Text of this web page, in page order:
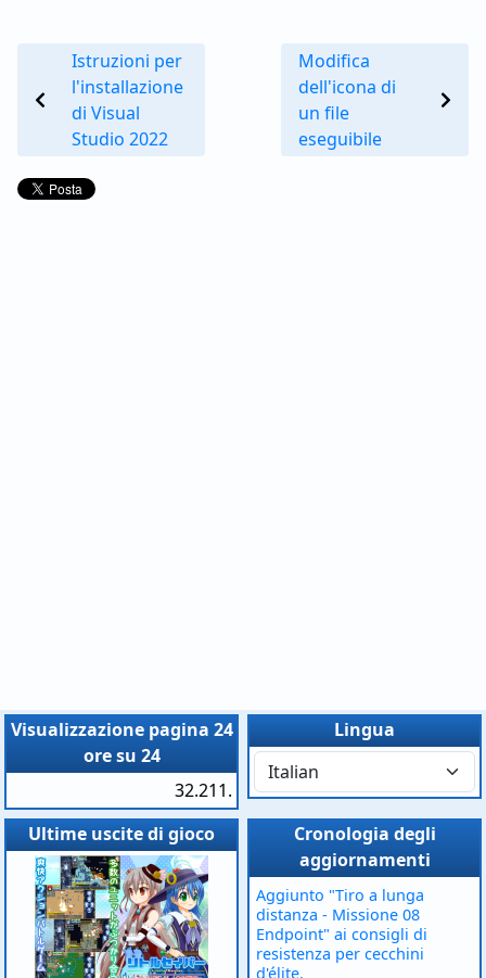
Istruzioni per
l'installazione
di Visual
Studio 2022
Modifica
dell'icona di
un file
eseguibile
Visualizzazione pagina 24
ore su 24
32.211.
Lingua
Ultime uscite di gioco
Cronologia degli
aggiornamenti
Aggiunto "Tiro a lunga
distanza - Missione 08
Endpoint" ai consigli di
resistenza per cecchini
d'élite.